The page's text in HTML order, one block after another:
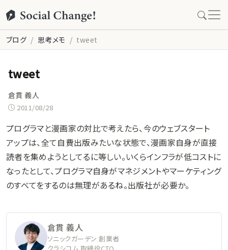
ブログ 思考メモ tweet
tweet
倉貫 義人
2011/08/28
プログラマと漫画家の対比で考えたら、今のウェブスタート
アップは、全て自費出版みたいな状態で、漫画家自身が直接
読者を集めようとしてるに等しい。いくらインフラが低コストに
なったとして、プログラマ自身がマネジメントやマーケティング
のすべてをするのは無理があるね。出版社が必要か。
倉貫 義人
ソニックガーデン 創業者
クラシコム 取締役CTO